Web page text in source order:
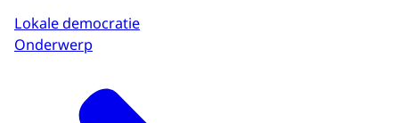
Lokale democratie
Onderwerp